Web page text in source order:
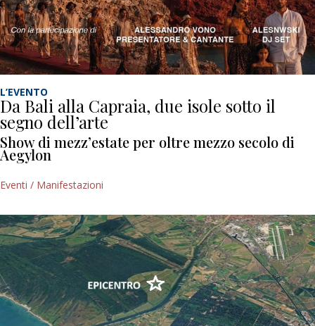
L’EVENTO
Da Bali alla Capraia, due isole sotto il
segno dell’arte
Show di mezz’estate per oltre mezzo secolo di
Aegylon
Eventi / Manifestazioni